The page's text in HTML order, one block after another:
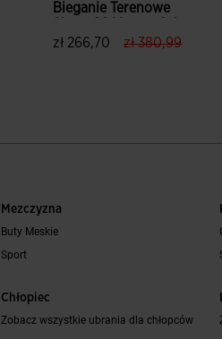
Bieganie Terenowe
Khaki
zł 266,70 zł 380,99
Mezczyzna
Buty Meskie
Sport
Chłopiec
Zobacz wszystkie ubrania dla chłopców